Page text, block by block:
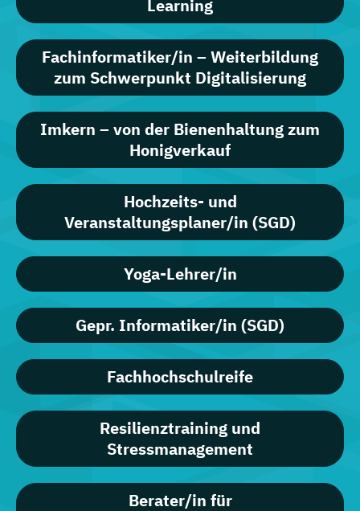
Learning
Fachinformatiker/in – Weiterbildung
zum Schwerpunkt Digitalisierung
Imkern – von der Bienenhaltung zum
Honigverkauf
Hochzeits- und
Veranstaltungsplaner/in (SGD)
Yoga-Lehrer/in
Gepr. Informatiker/in (SGD)
Fachhochschulreife
Resilienztraining und
Stressmanagement
Berater/in für